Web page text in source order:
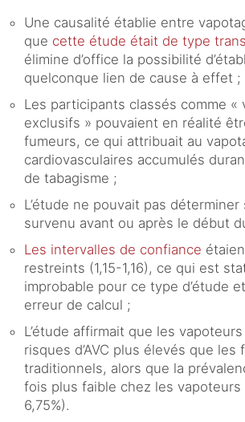
Une causalité établie entre
que cette étude était de type
élimine d’office la possibilité
quelconque lien de cause à effet ;
Les participants classés comme «
exclusifs » pouvaient en réalité
fumeurs, ce qui attribuait au
cardiovasculaires accumulés
de tabagisme ;
L’étude ne pouvait pas déterminer
survenu avant ou après le début
Les intervalles de confiance
restreints (1,15-1,16), ce qui est
improbable pour ce type d’étude
erreur de calcul ;
L’étude affirmait que les
risques d’AVC plus élevés que les
traditionnels, alors que la
fois plus faible chez les vapoteurs
6,75%).